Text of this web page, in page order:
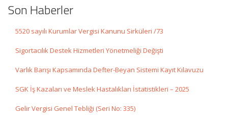
Son Haberler
5520 sayılı Kurumlar Vergisi Kanunu Sirküleri /73
Sigortacılık Destek Hizmetleri Yönetmeliği Değişti
Varlık Barışı Kapsamında Defter-Beyan Sistemi Kayıt Kılavuzu
SGK İş Kazaları ve Meslek Hastalıkları İstatistikleri – 2025
Gelir Vergisi Genel Tebliği (Seri No: 335)